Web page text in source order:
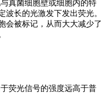
真菌细胞壁或细胞内的特
波长的光激发下发出荧光。
会被标记，从而大大减少了
荧光信号的强度远高于普